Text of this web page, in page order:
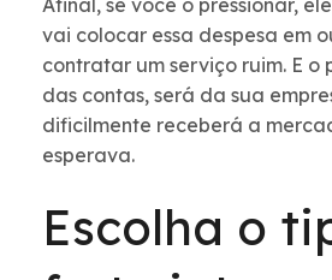
Afinal, se você o pressionar,
vai colocar essa despesa em
contratar um serviço ruim. E o
das contas, será da sua
dificilmente receberá a
esperava.
Escolha o